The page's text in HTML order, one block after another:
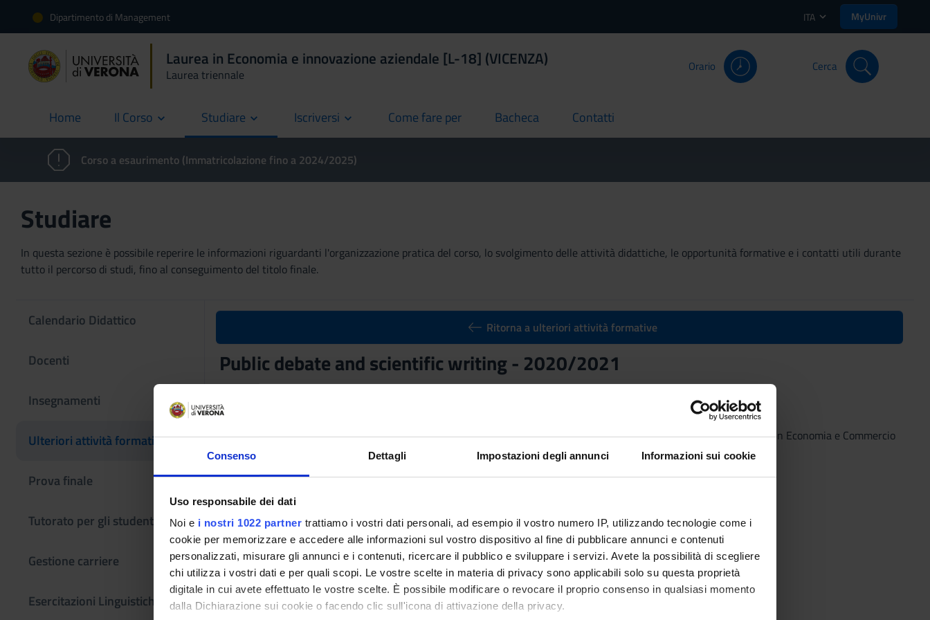
Consenso Dettagli Impostazioni degli annunci Informazioni sui cookie
Uso responsabile dei dati
Noi e i nostri 1022 partner trattiamo i vostri dati personali, ad esempio il vostro numero IP, utilizzando tecnologie come i
cookie per memorizzare e accedere alle informazioni sul vostro dispositivo al fine di pubblicare annunci e contenuti
personalizzati, misurare gli annunci e i contenuti, ricercare il pubblico e sviluppare i servizi. Avete la possibilità di scegliere
chi utilizza i vostri dati e per quali scopi. Le vostre scelte in materia di privacy sono applicabili solo su questa proprietà
digitale in cui avete effettuato le vostre scelte. È possibile modificare o revocare il proprio consenso in qualsiasi momento
dalla Dichiarazione sui cookie o facendo clic sull'icona di attivazione della privacy.
Dipartimento di Management ITA MyUnivr
Laurea in Economia e innovazione aziendale [L-18] (VICENZA)
Laurea triennale
Orario Cerca
Home
current Il Corso Studiare Iscriversi Come fare per
current Bacheca
current Contatti
current
Corso a esaurimento (Immatricolazione fino a 2024/2025)
Studiare
In questa sezione è possibile reperire le informazioni riguardanti l'organizzazione pratica del corso, lo svolgimento delle attività didattiche, le opportunità formative e i contatti utili durante
tutto il percorso di studi, fino al conseguimento del titolo finale.
Calendario Didattico
Docenti
Insegnamenti
Ulteriori attività formative
Prova finale
Tutorato per gli studenti
Gestione carriere
Esercitazioni Linguistiche CLA
Ritorna a ulteriori attività formative
Public debate and scientific writing - 2020/2021
4S009939
L'insegnamento è mutuato dall'insegnamentoPublic debate and scientific writing - 2020/2021(2020/2021) - Laurea in Economia e Commercio
(Verona)